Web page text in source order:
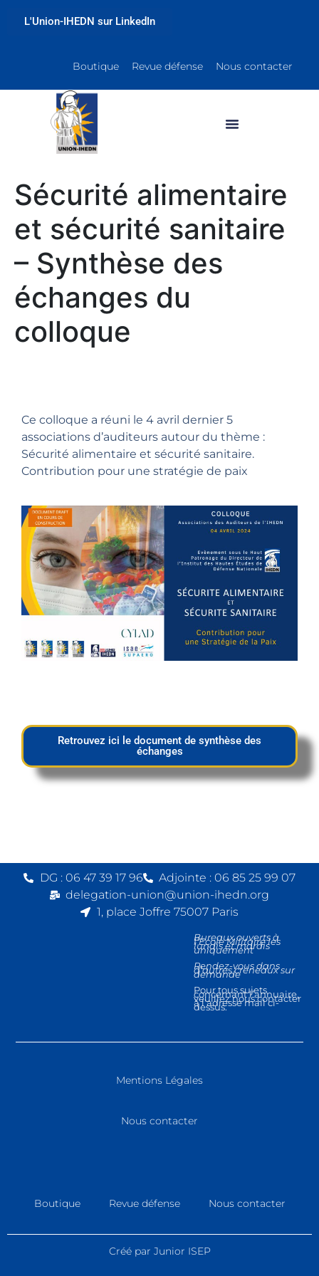
L'Union-IHEDN sur LinkedIn
Boutique Revue défense Nous contacter
Sécurité alimentaire
et sécurité sanitaire
– Synthèse des
échanges du
colloque
Ce colloque a réuni le 4 avril dernier 5
associations d’auditeurs autour du thème :
Sécurité alimentaire et sécurité sanitaire.
Contribution pour une stratégie de paix
Retrouvez ici le document de synthèse des
échanges
DG : 06 47 39 17 96
Adjointe : 06 85 25 99 07
delegation-union@union-ihedn.org
1, place Joffre 75007 Paris
Bureaux ouverts à
l’Ecole Militaire les
lundis et mardis
uniquement
Rendez-vous dans
d’autres créneaux sur
demande
Pour tous sujets
concernant l’annuaire,
veuillez nous contacter
à l’adresse mail ci-
dessus.
Mentions Légales
Nous contacter
Boutique Revue défense Nous contacter
Créé par Junior ISEP